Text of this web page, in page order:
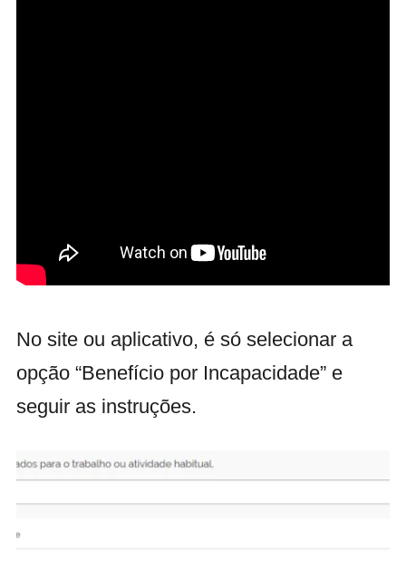
No site ou aplicativo, é só selecionar a
opção “Benefício por Incapacidade” e
seguir as instruções.